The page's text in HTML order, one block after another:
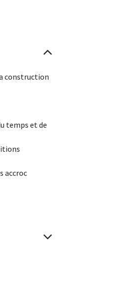
construction
temps et de
accroc